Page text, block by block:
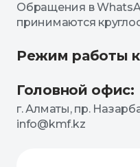
Обращения в
принимаются
Режим работы
Головной офис:
г. Алматы, пр.
info@kmf.kz